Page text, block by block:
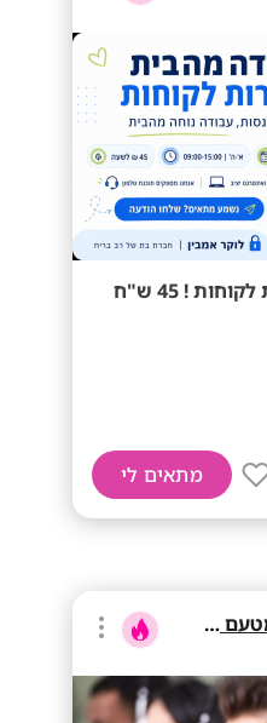
עבודה מהבית בשירות לקוחות ! 45 ש"ח
מתאים לי
משווק מורשה מטעם בזק